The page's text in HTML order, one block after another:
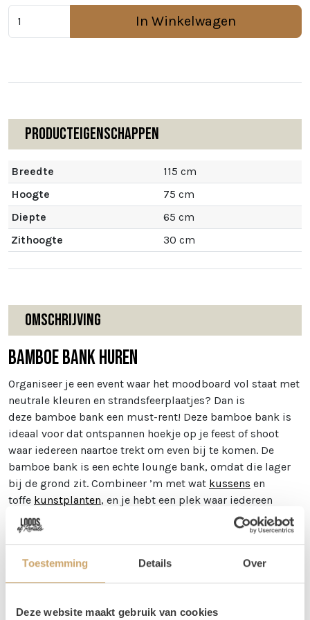
Toestemming Details Over
Deze website maakt gebruik van cookies
In Winkelwagen
Producteigenschappen
Breedte
115 cm
Hoogte
75 cm
Diepte
65 cm
Zithoogte
30 cm
Omschrijving
Bamboe bank huren
Organiseer je een event waar het moodboard vol staat met
neutrale kleuren en strandsfeerplaatjes? Dan is
deze bamboe bank een must-rent! Deze bamboe bank is
ideaal voor dat ontspannen hoekje op je feest of shoot
waar iedereen naartoe trekt om even bij te komen. De
bamboe bank is een echte lounge bank, omdat die lager
bij de grond zit. Combineer ’m met wat kussens en
toffe kunstplanten, en je hebt een plek waar iedereen
gegarandeerd even wil neerploffen.
Deze bank wordt standaard geleverd met een zitkussens.
Afmetingen